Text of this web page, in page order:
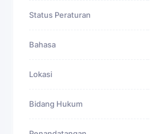
Status Peraturan
Bahasa
Lokasi
Bidang Hukum